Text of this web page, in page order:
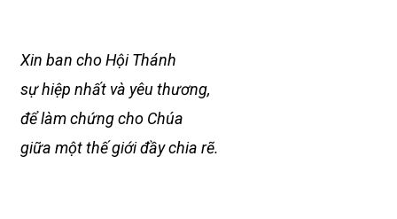
Xin ban cho Hội Thánh
sự hiệp nhất và yêu thương,
để làm chứng cho Chúa
giữa một thế giới đầy chia rẽ.